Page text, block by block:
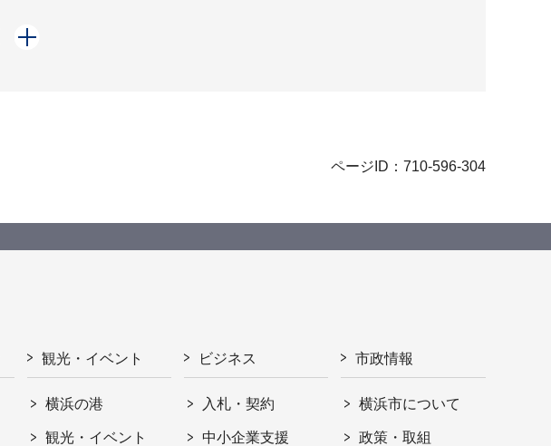
ページID：710-596-304
観光・イベント
横浜の港
観光・イベント
ビジネス
入札・契約
中小企業支援
市政情報
横浜市について
政策・取組